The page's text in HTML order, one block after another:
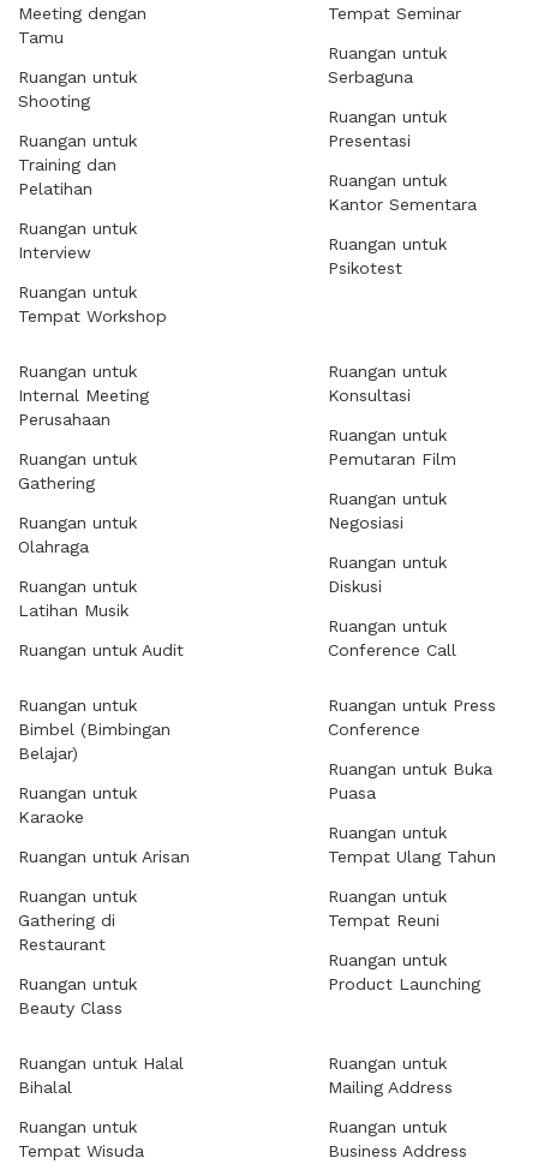
Meeting dengan
Tamu
Ruangan untuk
Shooting
Ruangan untuk
Training dan
Pelatihan
Ruangan untuk
Interview
Ruangan untuk
Tempat Workshop
Tempat Seminar
Ruangan untuk
Serbaguna
Ruangan untuk
Presentasi
Ruangan untuk
Kantor Sementara
Ruangan untuk
Psikotest
Ruangan untuk
Internal Meeting
Perusahaan
Ruangan untuk
Gathering
Ruangan untuk
Olahraga
Ruangan untuk
Latihan Musik
Ruangan untuk Audit
Ruangan untuk
Konsultasi
Ruangan untuk
Pemutaran Film
Ruangan untuk
Negosiasi
Ruangan untuk
Diskusi
Ruangan untuk
Conference Call
Ruangan untuk
Bimbel (Bimbingan
Belajar)
Ruangan untuk
Karaoke
Ruangan untuk Arisan
Ruangan untuk
Gathering di
Restaurant
Ruangan untuk
Beauty Class
Ruangan untuk Press
Conference
Ruangan untuk Buka
Puasa
Ruangan untuk
Tempat Ulang Tahun
Ruangan untuk
Tempat Reuni
Ruangan untuk
Product Launching
Ruangan untuk Halal
Bihalal
Ruangan untuk
Tempat Wisuda
Ruangan untuk
Mailing Address
Ruangan untuk
Business Address